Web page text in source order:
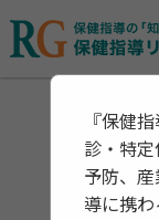
『保健
診・特
予防、
導に携